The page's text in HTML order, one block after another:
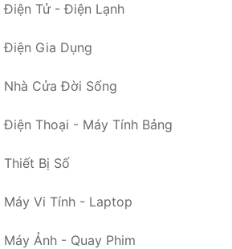
Điện Tử - Điện Lạnh
Điện Gia Dụng
Nhà Cửa Đời Sống
Điện Thoại - Máy Tính Bảng
Thiết Bị Số
Máy Vi Tính - Laptop
Máy Ảnh - Quay Phim